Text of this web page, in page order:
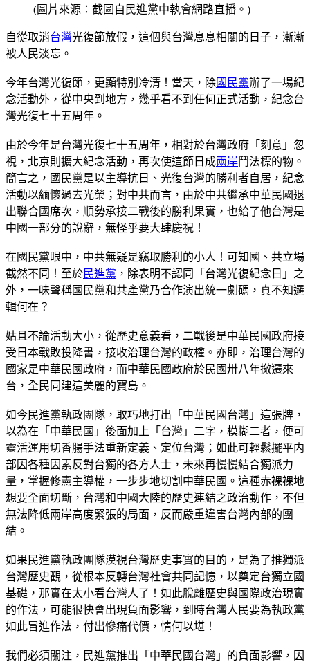
(圖片來源：截圖自民進黨中執會網路直播。)
自從取消台灣光復節放假，這個與台灣息息相關的日子，漸漸
被人民淡忘。
今年台灣光復節，更顯特別冷清！當天，除國民黨辦了一場紀
念活動外，從中央到地方，幾乎看不到任何正式活動，紀念台
灣光復七十五周年。
由於今年是台灣光復七十五周年，相對於台灣政府「刻意」忽
視，北京則擴大紀念活動，再次使這節日成兩岸鬥法標的物。
簡言之，國民黨是以主導抗日、光復台灣的勝利者自居，紀念
活動以緬懷過去光榮；對中共而言，由於中共繼承中華民國退
出聯合國席次，順勢承接二戰後的勝利果實，也給了他台灣是
中國一部分的說辭，無怪乎要大肆慶祝！
在國民黨眼中，中共無疑是竊取勝利的小人！可知國、共立場
截然不同！至於民進黨 ，除表明不認同「台灣光復紀念日」之
外，一味聲稱國民黨和共產黨乃合作演出統一劇碼，真不知邏
輯何在？
姑且不論活動大小，從歷史意義看，二戰後是中華民國政府接
受日本戰敗投降書，接收治理台灣的政權。亦即，治理台灣的
國家是中華民國政府，而中華民國政府於民國卅八年撤遷來
台，全民同建這美麗的寶島。
如今民進黨執政團隊，取巧地打出「中華民國台灣」這張牌，
以為在「中華民國」後面加上「台灣」二字，模糊二者，便可
靈活運用切香腸手法重新定義、定位台灣；如此可輕鬆擺平内
部因各種因素反對台獨的各方人士，未來再慢慢結合獨派力
量，掌握修憲主導權，一步步地切割中華民國。這種赤裸裸地
想要全面切斷，台灣和中國大陸的歷史連結之政治動作，不但
無法降低兩岸高度緊張的局面，反而嚴重違害台灣內部的團
結。
如果民進黨執政團隊漠視台灣歷史事實的目的，是為了推獨派
台灣歷史觀，從根本反轉台灣社會共同記憶，以奠定台獨立國
基礎，那實在太小看台灣人了！如此脫離歷史與國際政治現實
的作法，可能很快會出現負面影響，到時台灣人民要為執政黨
如此冒進作法，付出慘痛代價，情何以堪！
我們必須關注，民進黨推出「中華民國台灣」的負面影響，因